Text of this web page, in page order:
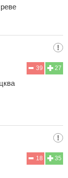
27
39
35
18